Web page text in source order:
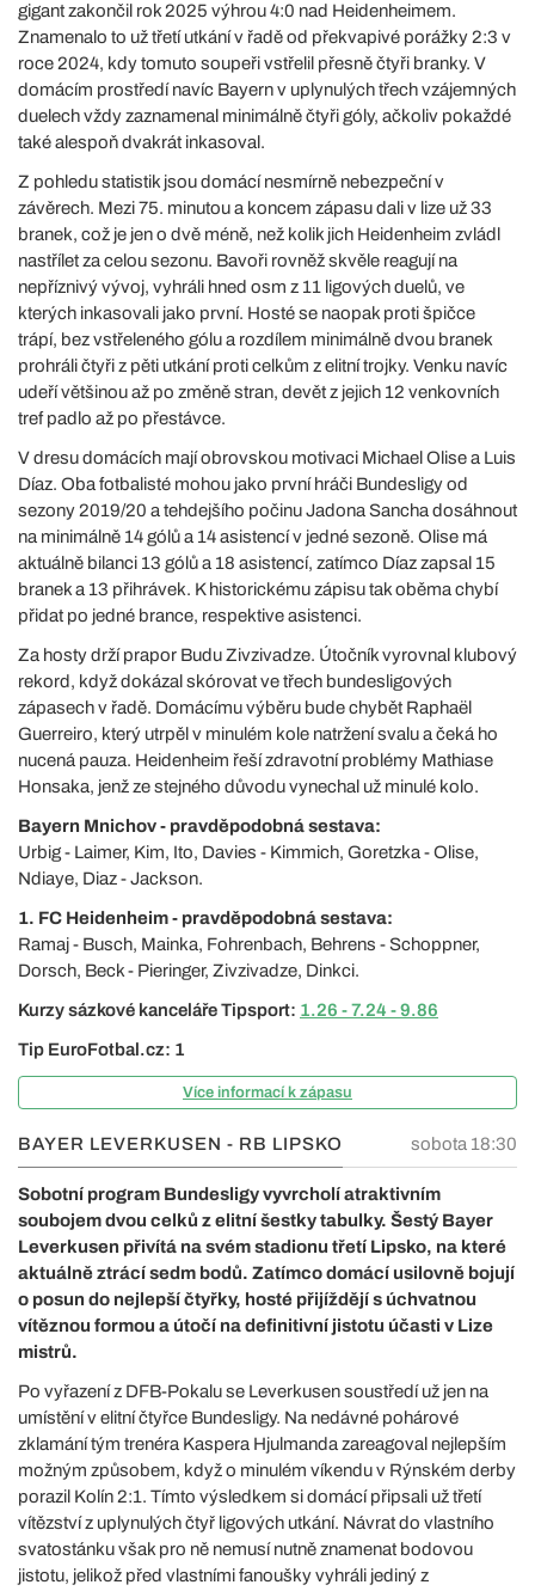
gigant zakončil rok 2025 výhrou 4:0 nad Heidenheimem.
Znamenalo to už třetí utkání v řadě od překvapivé porážky 2:3 v
roce 2024, kdy tomuto soupeři vstřelil přesně čtyři branky. V
domácím prostředí navíc Bayern v uplynulých třech vzájemných
duelech vždy zaznamenal minimálně čtyři góly, ačkoliv pokaždé
také alespoň dvakrát inkasoval.
Z pohledu statistik jsou domácí nesmírně nebezpeční v
závěrech. Mezi 75. minutou a koncem zápasu dali v lize už 33
branek, což je jen o dvě méně, než kolik jich Heidenheim zvládl
nastřílet za celou sezonu. Bavoři rovněž skvěle reagují na
nepříznivý vývoj, vyhráli hned osm z 11 ligových duelů, ve
kterých inkasovali jako první. Hosté se naopak proti špičce
trápí, bez vstřeleného gólu a rozdílem minimálně dvou branek
prohráli čtyři z pěti utkání proti celkům z elitní trojky. Venku navíc
udeří většinou až po změně stran, devět z jejich 12 venkovních
tref padlo až po přestávce.
V dresu domácích mají obrovskou motivaci Michael Olise a Luis
Díaz. Oba fotbalisté mohou jako první hráči Bundesligy od
sezony 2019/20 a tehdejšího počinu Jadona Sancha dosáhnout
na minimálně 14 gólů a 14 asistencí v jedné sezoně. Olise má
aktuálně bilanci 13 gólů a 18 asistencí, zatímco Díaz zapsal 15
branek a 13 přihrávek. K historickému zápisu tak oběma chybí
přidat po jedné brance, respektive asistenci.
Za hosty drží prapor Budu Zivzivadze. Útočník vyrovnal klubový
rekord, když dokázal skórovat ve třech bundesligových
zápasech v řadě. Domácímu výběru bude chybět Raphaël
Guerreiro, který utrpěl v minulém kole natržení svalu a čeká ho
nucená pauza. Heidenheim řeší zdravotní problémy Mathiase
Honsaka, jenž ze stejného důvodu vynechal už minulé kolo.
Bayern Mnichov - pravděpodobná sestava:
Urbig - Laimer, Kim, Ito, Davies - Kimmich, Goretzka - Olise,
Ndiaye, Diaz - Jackson.
1. FC Heidenheim - pravděpodobná sestava:
Ramaj - Busch, Mainka, Fohrenbach, Behrens - Schoppner,
Dorsch, Beck - Pieringer, Zivzivadze, Dinkci.
Kurzy sázkové kanceláře Tipsport: 1.26 - 7.24 - 9.86
Tip EuroFotbal.cz: 1
Více informací k zápasu
BAYER LEVERKUSEN - RB LIPSKO sobota 18:30
Sobotní program Bundesligy vyvrcholí atraktivním
soubojem dvou celků z elitní šestky tabulky. Šestý Bayer
Leverkusen přivítá na svém stadionu třetí Lipsko, na které
aktuálně ztrácí sedm bodů. Zatímco domácí usilovně bojují
o posun do nejlepší čtyřky, hosté přijíždějí s úchvatnou
vítěznou formou a útočí na definitivní jistotu účasti v Lize
mistrů.
Po vyřazení z DFB-Pokalu se Leverkusen soustředí už jen na
umístění v elitní čtyřce Bundesligy. Na nedávné pohárové
zklamání tým trenéra Kaspera Hjulmanda zareagoval nejlepším
možným způsobem, když o minulém víkendu v Rýnském derby
porazil Kolín 2:1. Tímto výsledkem si domácí připsali už třetí
vítězství z uplynulých čtyř ligových utkání. Návrat do vlastního
svatostánku však pro ně nemusí nutně znamenat bodovou
jistotu, jelikož před vlastními fanoušky vyhráli jediný z